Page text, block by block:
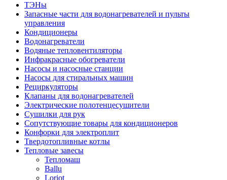
ТЭНы
Запасные части для водонагревателей и пульты
управления
Кондиционеры
Водонагреватели
Водяные тепловентиляторы
Инфракрасные обогреватели
Насосы и насосные станции
Насосы для стиральных машин
Рециркуляторы
Клапаны для водонагревателей
Электрические полотенцесушители
Сушилки для рук
Сопутствующие товары для кондиционеров
Конфорки для электроплит
Твердотопливные котлы
Тепловые завесы
Тепломаш
Ballu
Loriot